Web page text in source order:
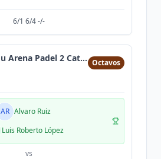
6/1 6/4 -/-
XII Torneo Mahou Arena Padel 2 Cat (300MAX) Octavos
AR Alvaro Ruiz
Luis Roberto López
vs